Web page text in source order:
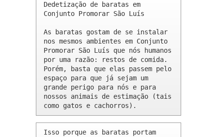
Dedetização de baratas em
Conjunto Promorar São Luís
As baratas gostam de se instalar
nos mesmos ambientes em Conjunto
Promorar São Luís que nós humanos
por uma razão: restos de comida.
Porém, basta que elas passem pelo
espaço para que já sejam um
grande perigo para nós e para
nossos animais de estimação (tais
como gatos e cachorros).
Isso porque as baratas portam